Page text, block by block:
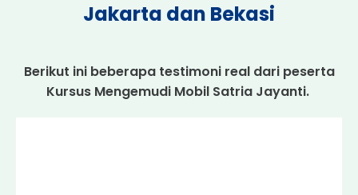
Jakarta dan Bekasi
Berikut ini beberapa testimoni real dari peserta
Kursus Mengemudi Mobil Satria Jayanti.